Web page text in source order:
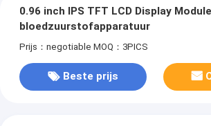
0.96 inch IPS TFT LCD Display
bloedzuurstofapparatuur
Prijs：negotiable MOQ：3PICS
Beste prijs